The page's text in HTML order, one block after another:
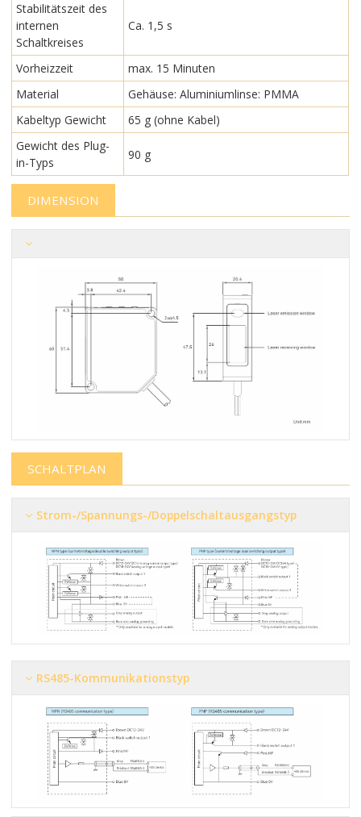
Stabilitätszeit des
internen
Schaltkreises
Ca. 1,5 s
Vorheizzeit
max. 15 Minuten
Material
Gehäuse: Aluminiumlinse: PMMA
Kabeltyp Gewicht
65 g (ohne Kabel)
Gewicht des Plug-
in-Typs
90 g
DIMENSION
SCHALTPLAN
Strom-/Spannungs-/Doppelschaltausgangstyp
RS485-Kommunikationstyp